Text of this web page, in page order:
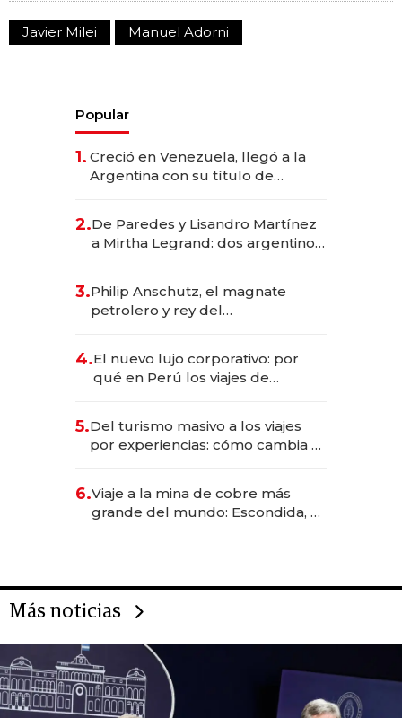
Javier Milei Manuel Adorni
Popular
1. Creció en Venezuela, llegó a la
Argentina con su título de
las marcas "fast premium"
2.De Paredes y Lisandro Martínez
a Mirtha Legrand: dos argentinos
3.Philip Anschutz, el magnate
petrolero y rey del
Fénix
4.El nuevo lujo corporativo: por
qué en Perú los viajes de
transformadoras
5.Del turismo masivo a los viajes
por experiencias: cómo cambia el
6.Viaje a la mina de cobre más
grande del mundo: Escondida, el
Más noticias